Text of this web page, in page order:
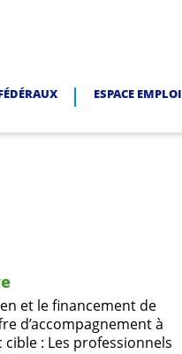
VULNÉRABILITÉ.
ESPACE EMPLOI
et le financement de
d’accompagnement à
: Les professionnels